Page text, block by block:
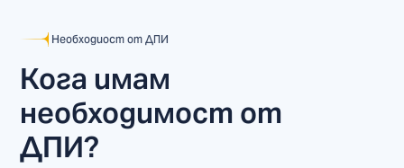
Необходиост от ДПИ
Кога имам
необходимост от
ДПИ?